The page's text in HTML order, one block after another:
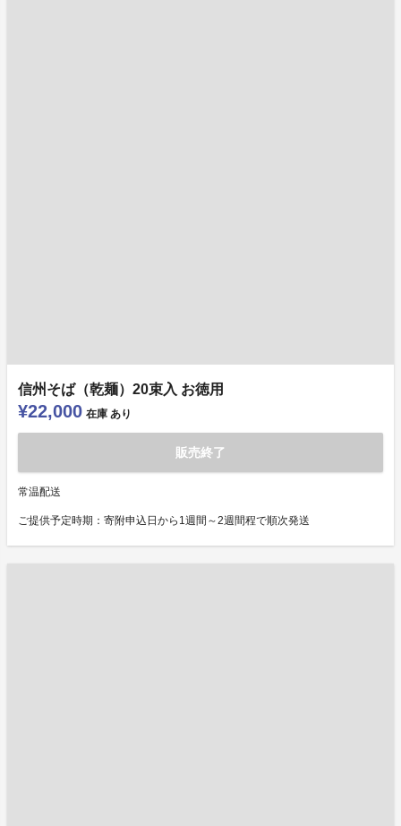
信州そば（乾麺）20束入 お徳用
¥22,000 在庫 あり
販売終了
常温配送
ご提供予定時期：寄附申込日から1週間～2週間程で順次発送